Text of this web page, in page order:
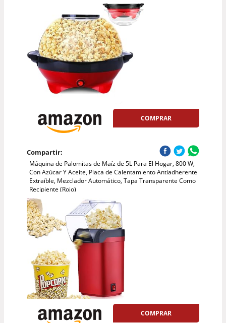
COMPRAR
Compartir:
Máquina de Palomitas de Maíz de 5L Para El Hogar, 800 W,
Con Azúcar Y Aceite, Placa de Calentamiento Antiadherente
Extraíble, Mezclador Automático, Tapa Transparente Como
Recipiente (Rojo)
COMPRAR